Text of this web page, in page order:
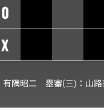
0
X
有隅昭二 塁審(三)： 山